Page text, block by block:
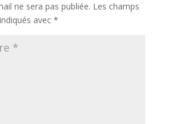
ne sera pas publiée. Les champs
avec *